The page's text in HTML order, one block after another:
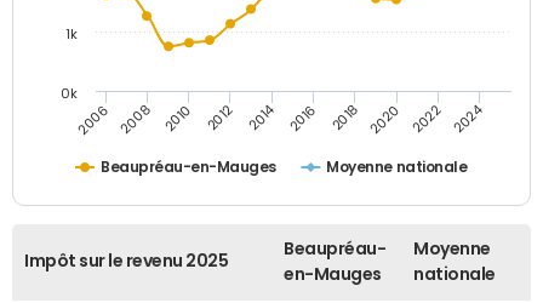
Beaupréau-en-Mauges Moyenne nationale
2006 2008 2010 2012 2014 2016 2018 2020 2022 2024
0k
1k
Impôt sur le revenu 2025
Beaupréau-
en-Mauges
Moyenne
nationale